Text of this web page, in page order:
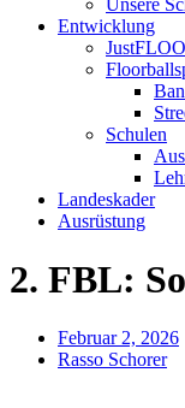
Entwicklung
Schulen
Landeskader
Ausrüstung
2. FBL:
Februar 2, 2026
Rasso Schorer